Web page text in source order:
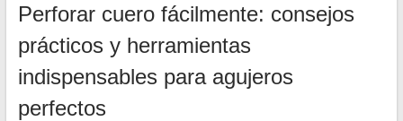
Perforar cuero fácilmente: consejos
prácticos y herramientas
indispensables para agujeros
perfectos